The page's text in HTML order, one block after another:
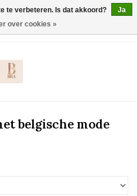
belgische mode
te verbeteren. Is dat akkoord?
Ja
over cookies »
met EU maten. .